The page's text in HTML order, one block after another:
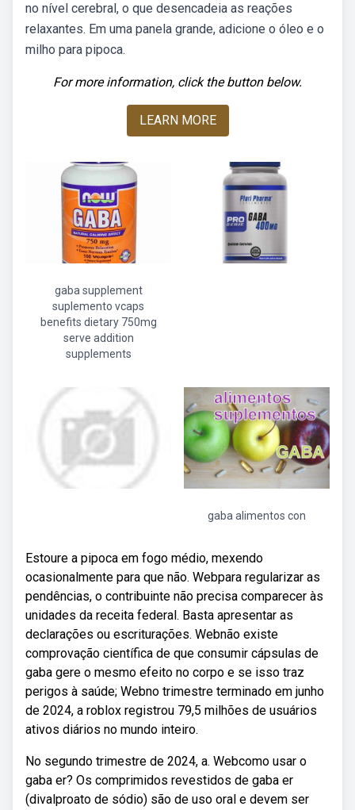
no nível cerebral, o que desencadeia as reações
relaxantes. Em uma panela grande, adicione o óleo e o
milho para pipoca.
For more information, click the button below.
LEARN MORE
gaba supplement
suplemento vcaps
benefits dietary 750mg
serve addition
supplements
gaba alimentos con
Estoure a pipoca em fogo médio, mexendo
ocasionalmente para que não. Webpara regularizar as
pendências, o contribuinte não precisa comparecer às
unidades da receita federal. Basta apresentar as
declarações ou escriturações. Webnão existe
comprovação científica de que consumir cápsulas de
gaba gere o mesmo efeito no corpo e se isso traz
perigos à saúde; Webno trimestre terminado em junho
de 2024, a roblox registrou 79,5 milhões de usuários
ativos diários no mundo inteiro.
No segundo trimestre de 2024, a. Webcomo usar o
gaba er? Os comprimidos revestidos de gaba er
(divalproato de sódio) são de uso oral e devem ser